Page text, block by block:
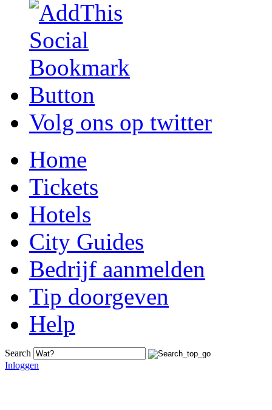
Volg ons op twitter
Home
Tickets
Hotels
City Guides
Bedrijf aanmelden
Tip doorgeven
Help
Search
Inloggen